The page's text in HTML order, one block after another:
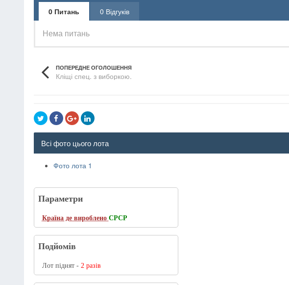
0 Питань 0 Відгуків
Нема питань
ПОПЕРЕДНЕ ОГОЛОШЕННЯ
Кліщі спец. з виборкою.
Всі фото цього лота
Фото лота 1
Параметри
Країна де вироблено СРСР
Подйомів
Лот піднят - 2 разів